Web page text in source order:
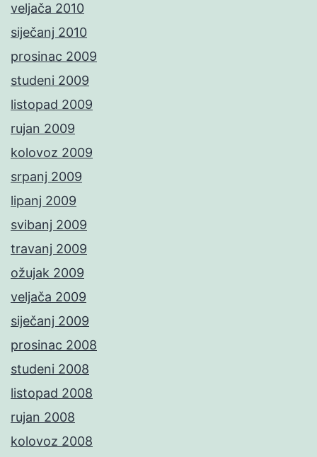
veljača 2010
siječanj 2010
prosinac 2009
studeni 2009
listopad 2009
rujan 2009
kolovoz 2009
srpanj 2009
lipanj 2009
svibanj 2009
travanj 2009
ožujak 2009
veljača 2009
siječanj 2009
prosinac 2008
studeni 2008
listopad 2008
rujan 2008
kolovoz 2008